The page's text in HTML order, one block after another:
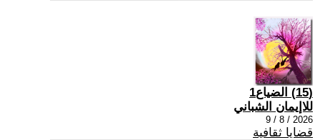
(15) الضياع1
للاإيمان الشباني
2026 / 8 / 9
قضايا ثقافية